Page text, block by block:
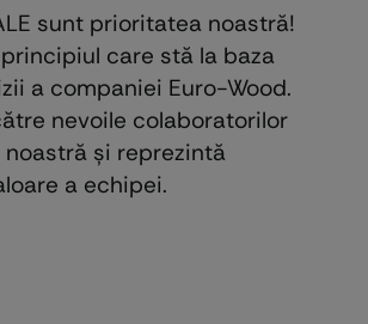
sunt prioritatea noastră!
care stă la baza
a companiei Euro-Wood.
nevoile colaboratorilor
şi reprezintă
a echipei.